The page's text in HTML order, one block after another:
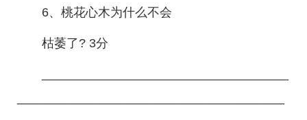
6、桃花心木为什么不会
枯萎了? 3分